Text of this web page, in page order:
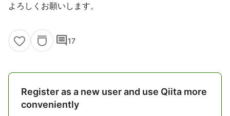
よろしくお願いします。
comment17
Register as a new user and use Qiita more
conveniently